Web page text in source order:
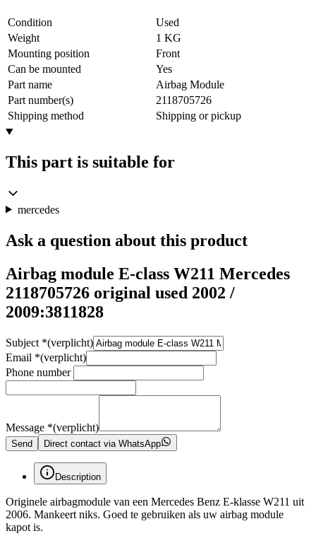
Condition
Used
Weight
1 KG
Mounting position
Front
Can be mounted
Yes
Part name
Airbag Module
Part number(s)
2118705726
Shipping method
Shipping or pickup
This part is suitable for
mercedes
Ask a question about this product
Airbag module E-class W211 Mercedes
2118705726 original used 2002 /
2009:3811828
Subject *(verplicht)
Email *(verplicht)
Phone number
Message *(verplicht)
Send Direct contact via WhatsApp
Description
Originele airbagmodule van een Mercedes Benz E-klasse W211 uit
2006. Mankeert niks. Goed te gebruiken als uw airbag module
kapot is.